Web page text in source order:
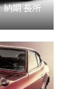
納期 長所